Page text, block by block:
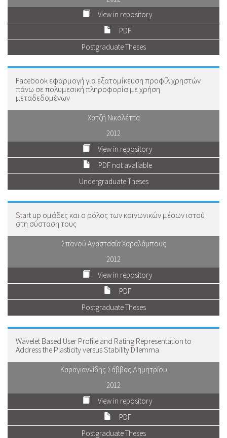
View in repository
PDF
Postgraduate Theses
Facebook εφαρμογή για εξατομίκευση προφίλ χρηστών
πάνω σε πολυμεσική πληροφορία με χρήση
μεταδεδομένων
Χατζή Νικολέττα
2012
View in repository
PDF not avaliable
Undergraduate Theses
Start up ομάδες και ο ρόλος των κοινωνικών μέσων ιστού
στη σύσταση τους
Σπανού Αναστασία Χαραλάμπους
2012
View in repository
PDF
Postgraduate Theses
Wavelet Based User Profile and Rating Representation to
Address the Plasticity versus Stability Dilemma
Καραγιαννίδης Σάββας Δημητρίου
2012
View in repository
PDF
Postgraduate Theses